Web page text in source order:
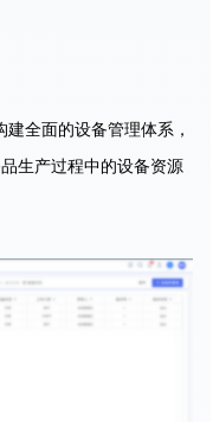
建全面的设备管理体系，
生产过程中的设备资源